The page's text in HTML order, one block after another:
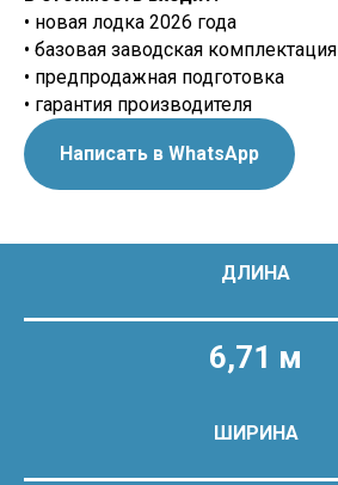
• новая лодка 2026 года
• базовая заводская комплектация
• предпродажная подготовка
• гарантия производителя
Написать в WhatsApp
ДЛИНА
6,71 м
ШИРИНА